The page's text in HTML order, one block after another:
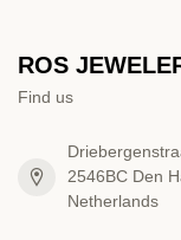
ROS
Find us
2546BC Den
Netherlands